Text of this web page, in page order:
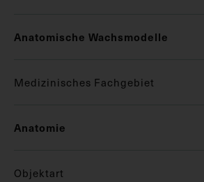
Anatomische Wachsmodelle
Medizinisches Fachgebiet
Anatomie
Objektart